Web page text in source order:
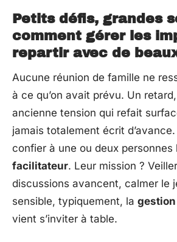
Petits défis, grandes
comment gérer les
repartir avec de
Aucune réunion de famille ne
à ce qu’on avait prévu. Un
ancienne tension qui refait
jamais totalement écrit
confier à une ou deux personnes
facilitateur. Leur mission ?
discussions avancent, calmer le
sensible, typiquement, la
vient s’inviter à table.